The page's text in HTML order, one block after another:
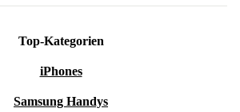
Top-Kategorien
iPhones
Samsung Handys